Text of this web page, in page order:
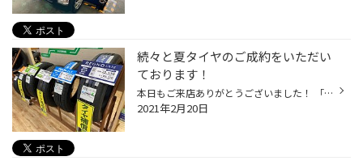
続々と夏タイヤのご成約をいただい
ております！
本日もご来店ありがとうございました！ 「夏タイヤ大商談会」初日ですが、 さっそくご成約いただいております♪ 誠にありがとうございます！ また、「パンク補償」もございますので 夏タイヤの購入と一緒に加入して頂ければと思います！ 詳しくはスタッフまでお問合せ下さい♪ そして、ご成約プレゼン...
2021年2月20日